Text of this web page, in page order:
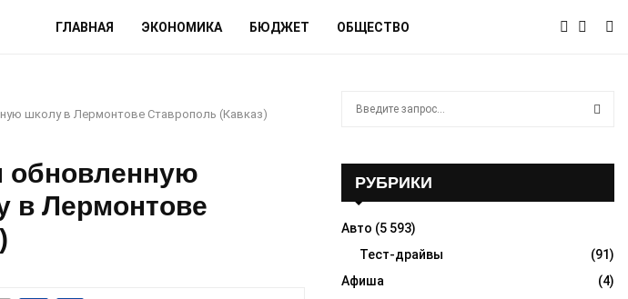
ГЛАВНАЯ ЭКОНОМИКА БЮДЖЕТ ОБЩЕСТВО
школу в Лермонтове Ставрополь (Кавказ)
обновленную
в Лермонтове
o
R
C
РУБРИКИ
Авто (5 593)
Тест-драйвы
(91)
Афиша
(4)